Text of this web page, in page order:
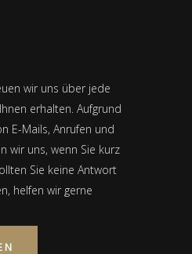
wir uns über jede
erhalten. Aufgrund
E-Mails, Anrufen und
wir uns, wenn Sie kurz
Sie keine Antwort
helfen wir gerne